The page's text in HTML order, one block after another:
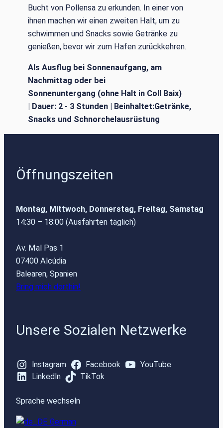
Bucht von Pollensa zu erkunden. In einer von
ihnen machen wir einen zweiten Halt, um zu
schwimmen und Snacks sowie Getränke zu
genießen, bevor wir zum Hafen zurückkehren.
Als Ausflug bei Sonnenaufgang, am
Nachmittag oder bei
Sonnenuntergang (ohne Halt in Coll Baix)
| Dauer: 2 - 3 Stunden | Beinhaltet:Getränke,
Snacks und Schnorchelausrüstung
Öffnungszeiten
Montag, Mittwoch, Donnerstag, Freitag, Samstag
14:30 – 18:00 (Ausfahrten täglich)
Av. Mal Pas 1
07400 Alcúdia
Balearen, Spanien
Bring mich dorthin!
Unsere Sozialen Netzwerke
Instagram Facebook
YouTube
LinkedIn
TikTok
Sprache wechseln
German